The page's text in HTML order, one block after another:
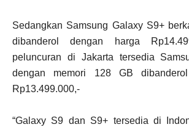
Sedangkan Samsung Galaxy S9+
dibanderol dengan harga
peluncuran di Jakarta tersedia
dengan memori 128 GB
Rp13.499.000,-
“Galaxy S9 dan S9+ tersedia di